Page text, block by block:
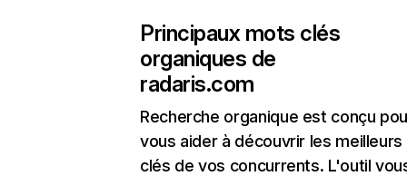
Principaux mots clés
organiques de
radaris.com
Recherche organique est conçu
vous aider à découvrir les
clés de vos concurrents. L'outil